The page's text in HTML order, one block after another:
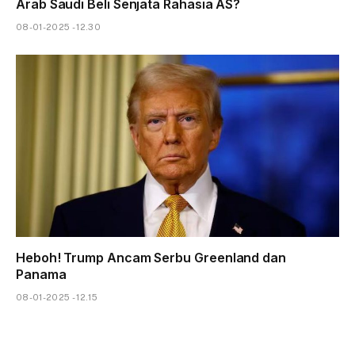
Arab Saudi Beli Senjata Rahasia AS?
08-01-2025 - 12.30
Heboh! Trump Ancam Serbu Greenland dan
Panama
08-01-2025 - 12.15